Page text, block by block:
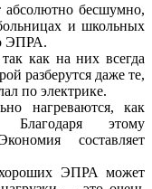
абсолютно бесшумно,
и школьных
ЭПРА.
как на них всегда
разберутся даже те,
по электрике.
нагреваются, как
Благодаря этому
составляет
ЭПРА может